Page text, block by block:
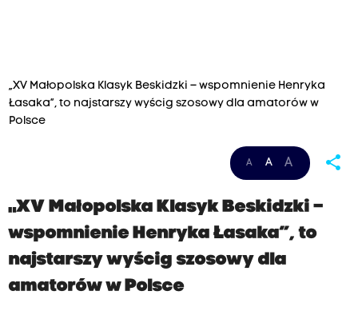
„XV Małopolska Klasyk Beskidzki – wspomnienie Henryka
Łasaka”, to najstarszy wyścig szosowy dla amatorów w
Polsce
A A A share
„XV Małopolska Klasyk Beskidzki –
wspomnienie Henryka Łasaka”, to
najstarszy wyścig szosowy dla
amatorów w Polsce